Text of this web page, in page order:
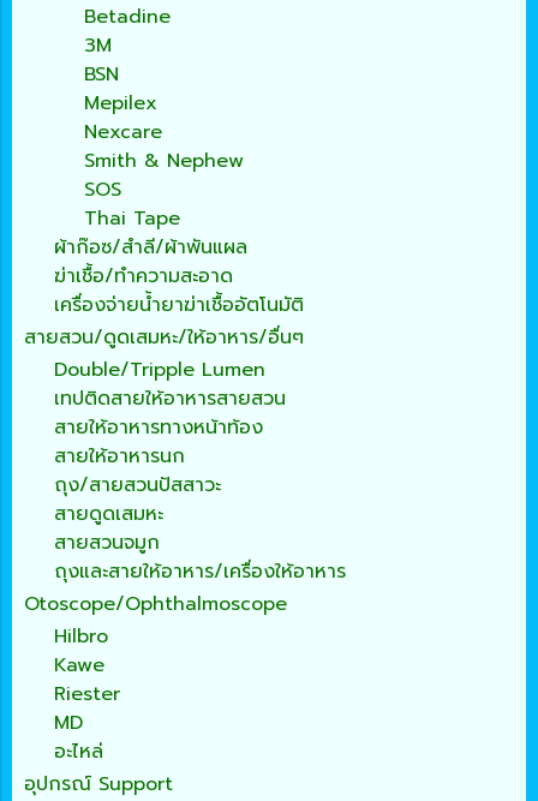
Betadine
3M
BSN
Mepilex
Nexcare
Smith & Nephew
SOS
Thai Tape
ผ้าก๊อซ/สำลี/ผ้าพันแผล
ฆ่าเชื้อ/ทำความสะอาด
เครื่องจ่ายน้ำยาฆ่าเชื้ออัตโนมัติ
สายสวน/ดูดเสมหะ/ให้อาหาร/อื่นๆ
Double/Tripple Lumen
เทปติดสายให้อาหารสายสวน
สายให้อาหารทางหน้าท้อง
สายให้อาหารนก
ถุง/สายสวนปัสสาวะ
สายดูดเสมหะ
สายสวนจมูก
ถุงและสายให้อาหาร/เครื่องให้อาหาร
Otoscope/Ophthalmoscope
Hilbro
Kawe
Riester
MD
อะไหล่
อุปกรณ์ Support